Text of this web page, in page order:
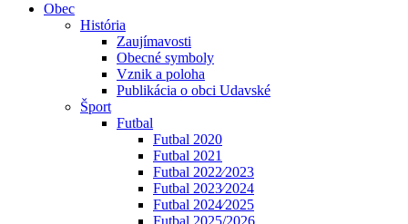
Obec
História
Zaujímavosti
Obecné symboly
Vznik a poloha
Publikácia o obci Udavské
Šport
Futbal
Futbal 2020
Futbal 2021
Futbal 2022⁄2023
Futbal 2023⁄2024
Futbal 2024⁄2025
Futbal 2025/2026